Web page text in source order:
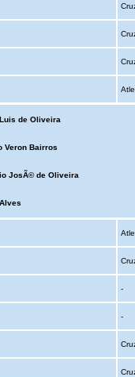
de Oliveira
Veron Bairros
JosÃ© de Oliveira
-
-